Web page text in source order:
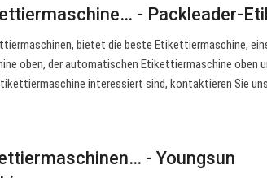
- Packleader-
bietet die beste Etikettiermaschine,
oben, der automatischen Etikettiermaschine oben
interessiert sind, kontaktieren Sie
- Youngsun